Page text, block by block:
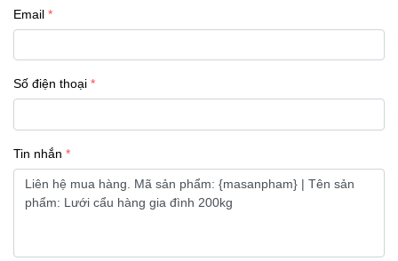
Email
Số điện thoại
Tin nhắn